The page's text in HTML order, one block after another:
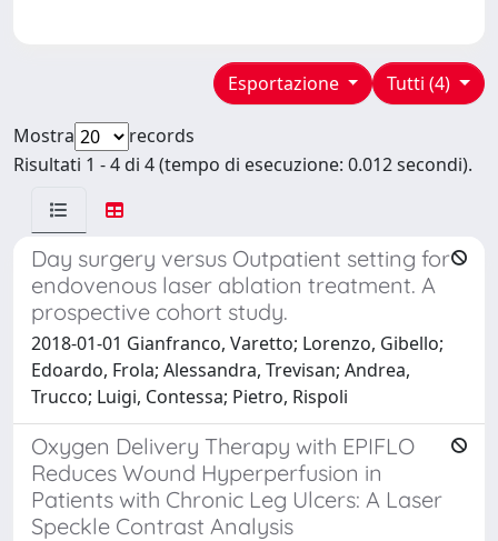
Tutti (4)
Esportazione
Mostra
records
Risultati 1 - 4 di 4 (tempo di esecuzione: 0.012 secondi).
Day surgery versus Outpatient setting for
endovenous laser ablation treatment. A
prospective cohort study.
2018-01-01 Gianfranco, Varetto; Lorenzo, Gibello;
Edoardo, Frola; Alessandra, Trevisan; Andrea,
Trucco; Luigi, Contessa; Pietro, Rispoli
Oxygen Delivery Therapy with EPIFLO
Reduces Wound Hyperperfusion in
Patients with Chronic Leg Ulcers: A Laser
Speckle Contrast Analysis